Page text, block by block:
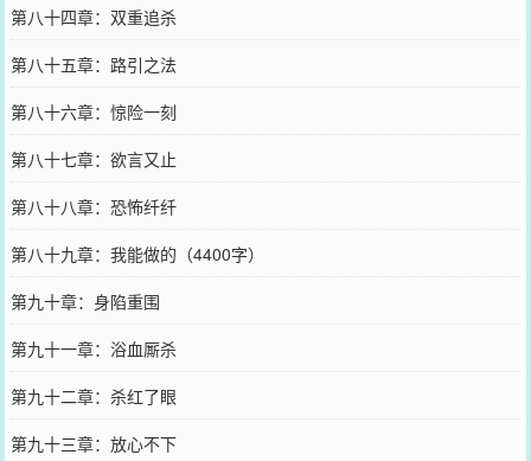
第八十四章：双重追杀
第八十五章：路引之法
第八十六章：惊险一刻
第八十七章：欲言又止
第八十八章：恐怖纤纤
第八十九章：我能做的（4400字）
第九十章：身陷重围
第九十一章：浴血厮杀
第九十二章：杀红了眼
第九十三章：放心不下